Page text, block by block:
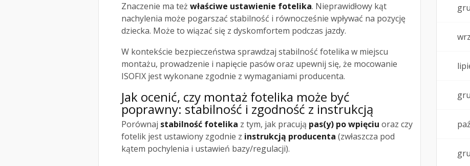
Znaczenie ma też właściwe ustawienie fotelika. Nieprawidłowy kąt
nachylenia może pogarszać stabilność i równocześnie wpływać na pozycję
dziecka. Może to wiązać się z dyskomfortem podczas jazdy.
W kontekście bezpieczeństwa sprawdzaj stabilność fotelika w miejscu
montażu, prowadzenie i napięcie pasów oraz upewnij się, że mocowanie
ISOFIX jest wykonane zgodnie z wymaganiami producenta.
Jak ocenić, czy montaż fotelika może być
poprawny: stabilność i zgodność z instrukcją
Porównaj stabilność fotelika z tym, jak pracują pas(y) po wpięciu oraz czy
fotelik jest ustawiony zgodnie z instrukcją producenta (zwłaszcza pod
kątem pochylenia i ustawień bazy/regulacji).